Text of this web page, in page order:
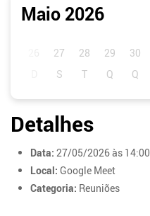
Maio 2026
Detalhes
Data: 27/05/2026 às 14:00
Local: Google Meet
Categoria: Reuniões